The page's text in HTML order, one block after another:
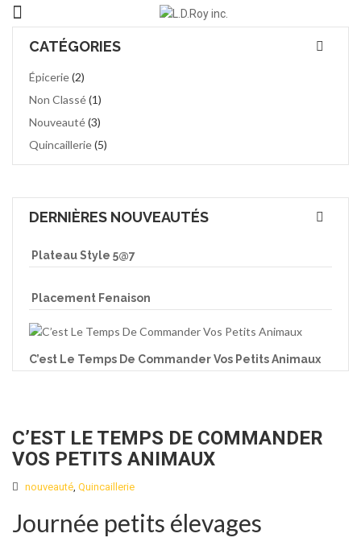
CATÉGORIES
Épicerie(2)
Non Classé(1)
Nouveauté(3)
Quincaillerie(5)
DERNIÈRES NOUVEAUTÉS
Plateau Style 5@7
Placement Fenaison
C’est Le Temps De Commander Vos Petits Animaux
C’EST LE TEMPS DE COMMANDER
VOS PETITS ANIMAUX
nouveauté, Quincaillerie
Journée petits élevages